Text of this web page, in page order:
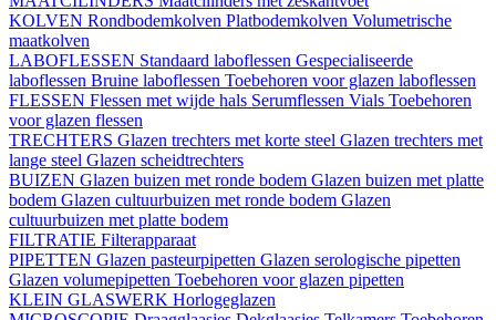
KOLVEN Rondbodemkolven Platbodemkolven Volumetrische
maatkolven
LABOFLESSEN Standaard laboflessen Gespecialiseerde
laboflessen Bruine laboflessen Toebehoren voor glazen laboflessen
FLESSEN Flessen met wijde hals Serumflessen Vials Toebehoren
voor glazen flessen
TRECHTERS Glazen trechters met korte steel Glazen trechters met
lange steel Glazen scheidtrechters
BUIZEN Glazen buizen met ronde bodem Glazen buizen met platte
bodem Glazen cultuurbuizen met ronde bodem Glazen
cultuurbuizen met platte bodem
FILTRATIE Filterapparaat
PIPETTEN Glazen pasteurpipetten Glazen serologische pipetten
Glazen volumepipetten Toebehoren voor glazen pipetten
KLEIN GLASWERK Horlogeglazen